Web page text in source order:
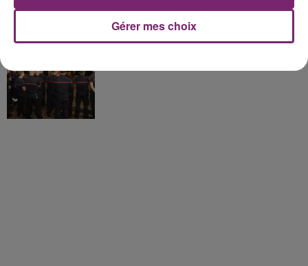
158 pompiers de la région sont
Gérer mes choix